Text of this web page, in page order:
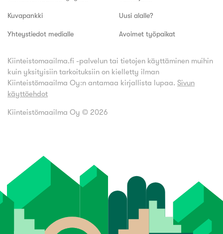
Kuvapankki
Yhteystiedot medialle
Uusi alalle?
Avoimet työpaikat
Kiinteistomaailma.fi -palvelun tai tietojen käyttäminen muihin
kuin yksityisiin tarkoituksiin on kielletty ilman
Kiinteistömaailma Oy:n antamaa kirjallista lupaa. Sivun
käyttöehdot
Kiinteistömaailma Oy © 2026